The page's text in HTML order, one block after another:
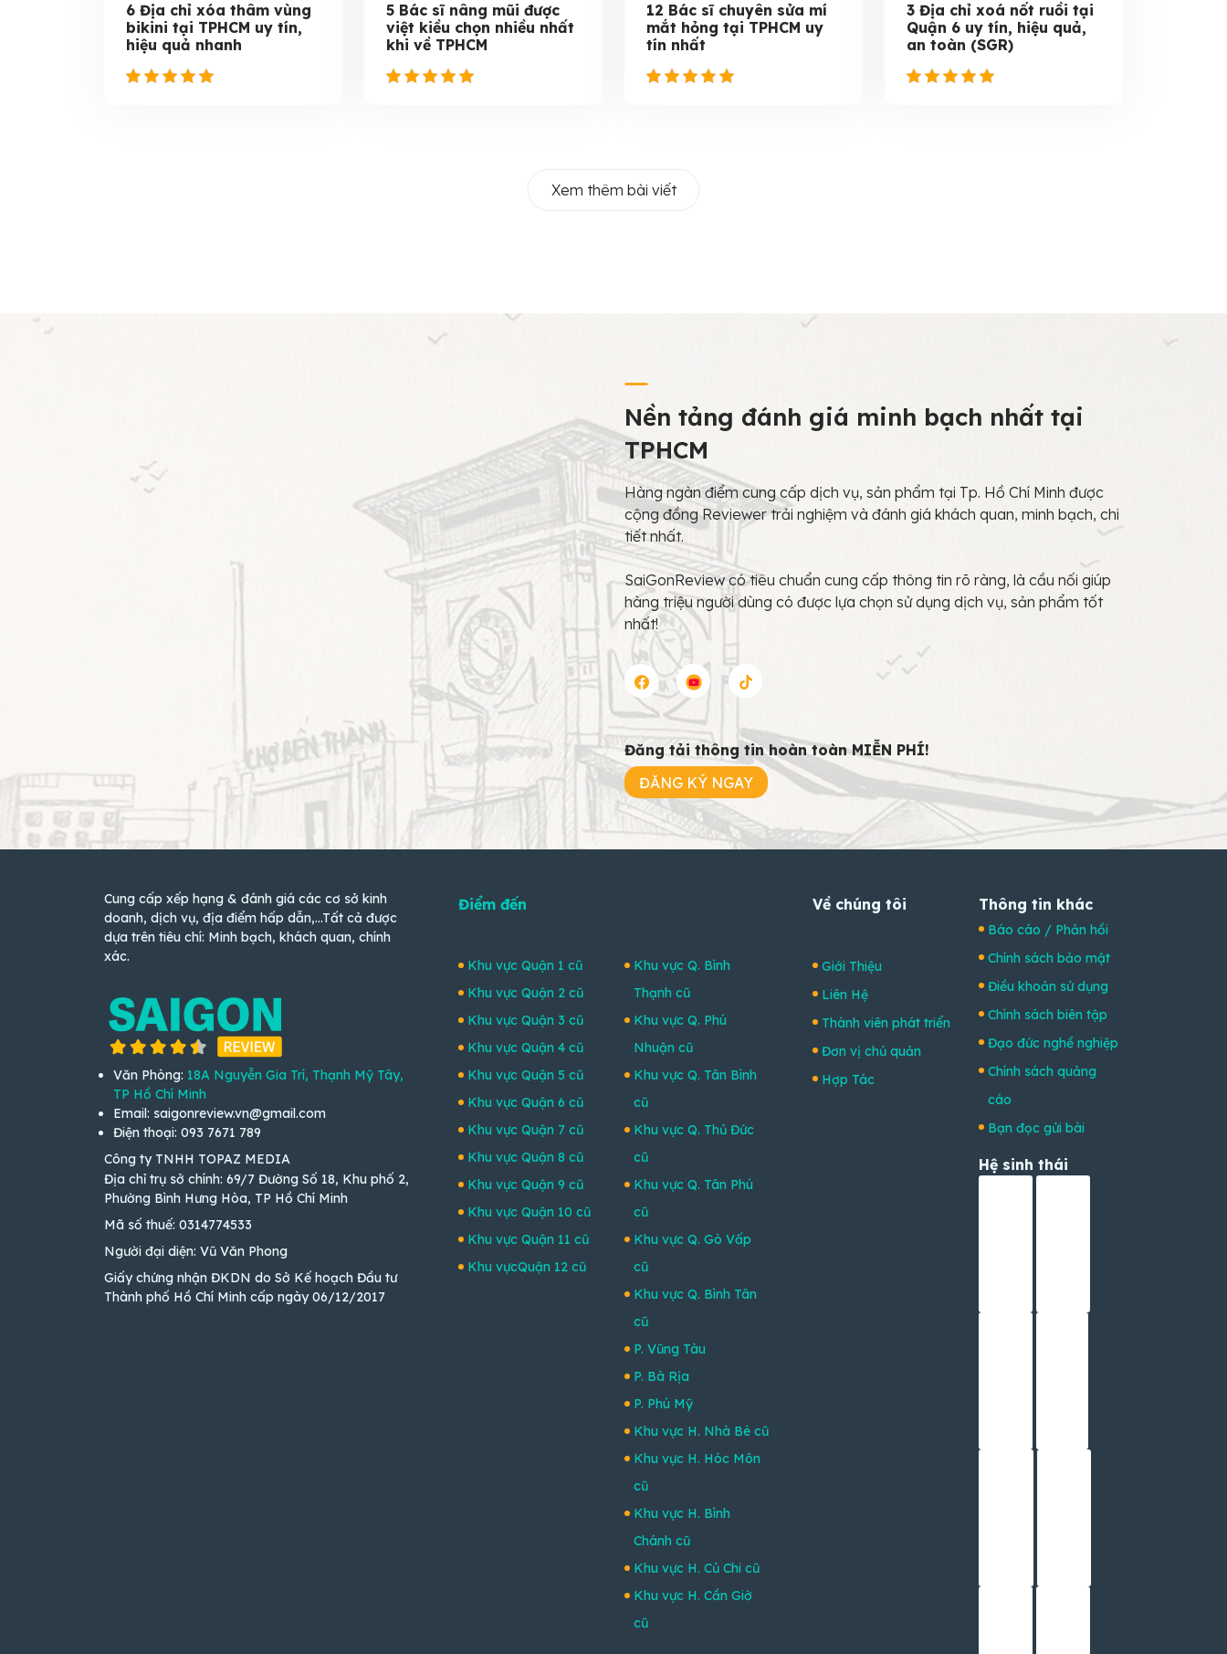
6 Địa chỉ xóa thâm vùng
bikini tại TPHCM uy tín,
hiệu quả nhanh
5 Bác sĩ nâng mũi được
việt kiều chọn nhiều nhất
khi về TPHCM
12 Bác sĩ chuyên sửa mí
mắt hỏng tại TPHCM uy
tín nhất
3 Địa chỉ xoá nốt ruồi tại
Quận 6 uy tín, hiệu quả,
an toàn (SGR)
Xem thêm bài viết
Nền tảng đánh giá minh bạch nhất tại
TPHCM
Hàng ngàn điểm cung cấp dịch vụ, sản phẩm tại Tp. Hồ Chí Minh được
cộng đồng Reviewer trải nghiệm và đánh giá khách quan, minh bạch, chi
tiết nhất.
SaiGonReview có tiêu chuẩn cung cấp thông tin rõ ràng, là cầu nối giúp
hàng triệu người dùng có được lựa chọn sử dụng dịch vụ, sản phẩm tốt
nhất!
Đăng tải thông tin hoàn toàn MIỄN PHÍ!
ĐĂNG KÝ NGAY
Cung cấp xếp hạng & đánh giá các cơ sở kinh
doanh, dịch vụ, địa điểm hấp dẫn,...Tất cả được
dựa trên tiêu chí: Minh bạch, khách quan, chính
xác.
Văn Phòng: 18A Nguyễn Gia Trí, Thạnh Mỹ Tây,
TP Hồ Chí Minh
Email: saigonreview.vn@gmail.com
Điện thoại: 093 7671 789
Công ty TNHH TOPAZ MEDIA
Địa chỉ trụ sở chính: 69/7 Đường Số 18, Khu phố 2,
Phường Bình Hưng Hòa, TP Hồ Chí Minh
Mã số thuế: 0314774533
Người đại diện: Vũ Văn Phong
Giấy chứng nhận ĐKDN do Sở Kế hoạch Đầu tư
Thành phố Hồ Chí Minh cấp ngày 06/12/2017
Điểm đến
Khu vực Quận 1 cũ
Khu vực Quận 2 cũ
Khu vực Quận 3 cũ
Khu vực Quận 4 cũ
Khu vực Quận 5 cũ
Khu vực Quận 6 cũ
Khu vực Quận 7 cũ
Khu vực Quận 8 cũ
Khu vực Quận 9 cũ
Khu vực Quận 10 cũ
Khu vực Quận 11 cũ
Khu vựcQuận 12 cũ
Khu vực Q. Bình
Thạnh cũ
Khu vực Q. Phú
Nhuận cũ
Khu vực Q. Tân Bình
cũ
Khu vực Q. Thủ Đức
cũ
Khu vực Q. Tân Phú
cũ
Khu vực Q. Gò Vấp
cũ
Khu vực Q. Bình Tân
cũ
P. Vũng Tàu
P. Bà Rịa
P. Phú Mỹ
Khu vực H. Nhà Bè cũ
Khu vực H. Hóc Môn
cũ
Khu vực H. Bình
Chánh cũ
Khu vực H. Củ Chi cũ
Khu vực H. Cần Giờ
cũ
Về chúng tôi
Giới Thiệu
Liên Hệ
Thành viên phát triển
Đơn vị chủ quản
Hợp Tác
Thông tin khác
Báo cáo / Phản hồi
Chính sách bảo mật
Điều khoản sử dụng
Chính sách biên tập
Đạo đức nghề nghiệp
Chính sách quảng
cáo
Bạn đọc gửi bài
Hệ sinh thái